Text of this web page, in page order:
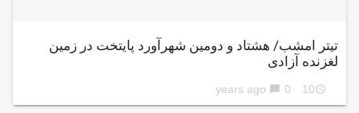
تیتر امشب/ هشتاد و دومین شهرآورد پایتخت در زمین
لغزنده آزادی
access_time
10 years ago
chat_bubble 0